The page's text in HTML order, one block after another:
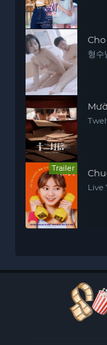
형수
Trailer
Live